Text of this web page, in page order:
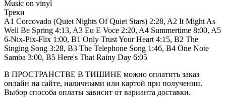
Music on vinyl
Треки
A1 Corcovado (Quiet Nights Of Quiet Stars) 2:28, A2 It Might As
Well Be Spring 4:13, A3 Eu E Voce 2:20, A4 Summertime 8:00, A5
6-Nix-Pix-Flix 1:00, B1 Only Trust Your Heart 4:15, B2 The
Singing Song 3:28, B3 The Telephone Song 1:46, B4 One Note
Samba 3:00, B5 Here's That Rainy Day 6:05
В ПРОСТРАНСТВЕ В ТИШИНЕ можно оплатить заказ
онлайн на сайте, наличными или картой при получении.
Выбор способа оплаты зависит от варианта доставки.